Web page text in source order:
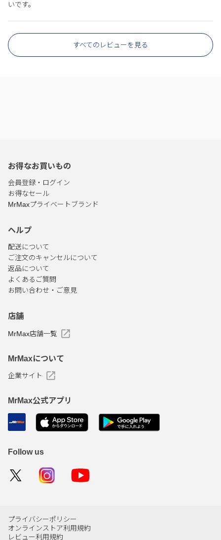
いです。
すべてのレビューを見る
お得なお買いもの
会員登録・ログイン
お得なセール
MrMaxプライベートブランド
ヘルプ
配送について
ご注文のキャンセルについて
返品について
よくあるご質問
お問い合わせ・ご意見
店舗
MrMax店舗一覧
MrMaxについて
企業サイト
MrMax公式アプリ
Follow us
プライバシーポリシー
オンラインストア利用規約
レビュー利用規約